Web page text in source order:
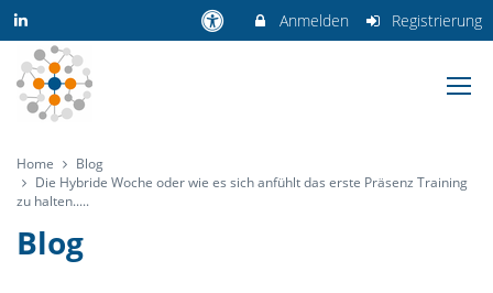
Anmelden Registrierung
Home
Blog
Die Hybride Woche oder wie es sich anfühlt das erste Präsenz Training
zu halten.....
Blog